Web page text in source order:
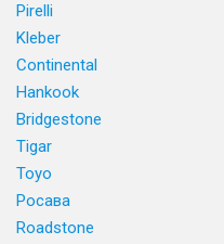
Pirelli
Kleber
Continental
Hankook
Bridgestone
Tigar
Toyo
Росава
Roadstone